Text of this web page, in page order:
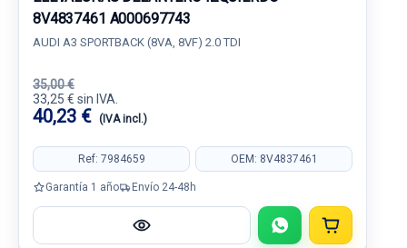
8V4837461 A000697743
AUDI A3 SPORTBACK (8VA, 8VF) 2.0 TDI
35,00 €
33,25 € sin IVA.
40,23 € (IVA incl.)
Ref: 7984659 OEM: 8V4837461
Garantía 1 año Envío 24-48h